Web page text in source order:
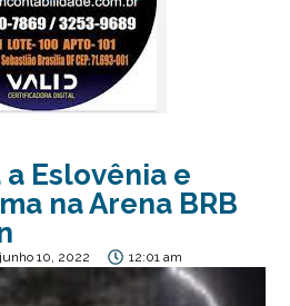
Eslovênia e
na Arena BRB
junho 10, 2022 12:01 am